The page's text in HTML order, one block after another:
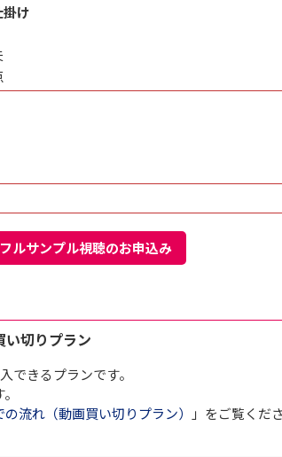
け
ルサンプル視聴のお申込み
切りプラン
できるプランです。
流れ（動画買い切りプラン） 」をご覧くだ